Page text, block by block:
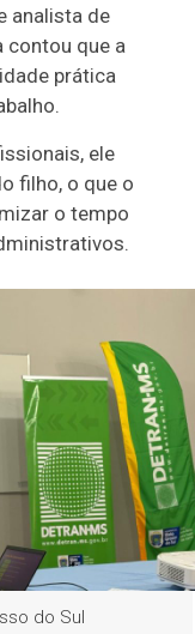
analista de
contou que a
prática
ele
filho, o que o
o tempo
do Sul